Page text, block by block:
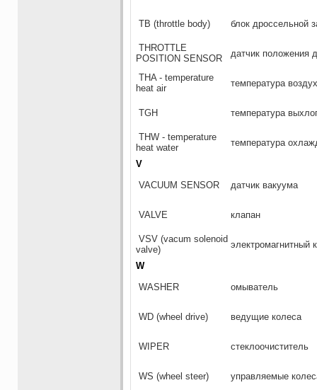
ТВ (throttle body) блок дроссельной
THROTTLE
POSITION SENSOR
датчик положения
THA - temperature
heat air
температура
TGH температура
THW - temperature
heat water
температура
V
VACUUM SENSOR
датчик вакуума
VALVE клапан
VSV (vacum solenoid
valve)
электромагнитный
W
WASHER
омыватель
WD (wheel drive) ведущие колеса
WIPER стеклоочиститель
WS (wheel steer) управляемые